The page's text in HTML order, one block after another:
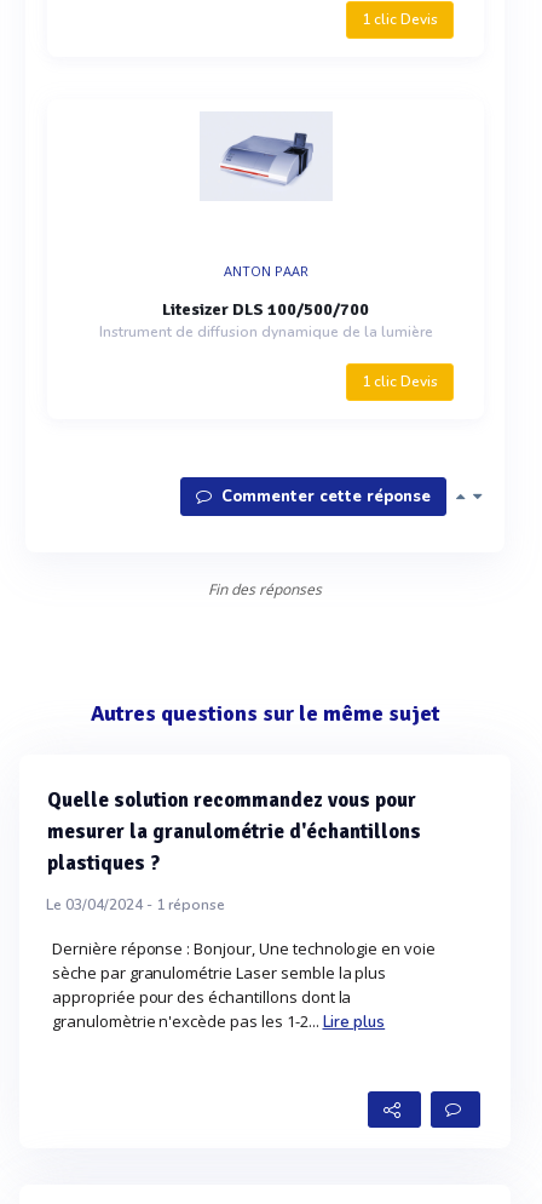
1 clic Devis
ANTON PAAR
Litesizer DLS 100/500/700
Instrument de diffusion dynamique de la lumière
1 clic Devis
Commenter cette réponse
Fin des réponses
Autres questions sur le même sujet
Quelle solution recommandez vous pour
mesurer la granulométrie d'échantillons
plastiques ?
Le 03/04/2024 - 1réponse
Dernière réponse : Bonjour, Une technologie en voie
sèche par granulométrie Laser semble la plus
appropriée pour des échantillons dont la
granulomètrie n'excède pas les 1-2... Lire plus